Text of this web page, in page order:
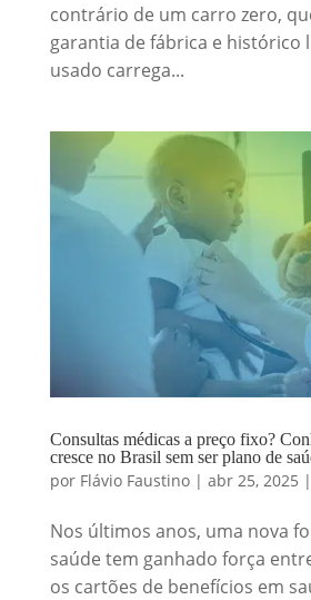
contrário de um carro zero,
garantia de fábrica e histórico
usado carrega...
Consultas médicas a preço fixo?
cresce no Brasil sem ser plano de
por Flávio Faustino| abr 25, 2025 |
Nos últimos anos, uma nova
saúde tem ganhado força
os cartões de benefícios em